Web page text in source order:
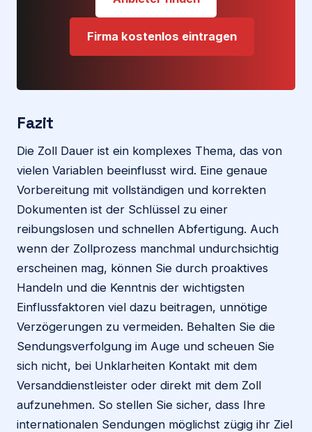
Firma kostenlos eintragen
Fazit
Die Zoll Dauer ist ein komplexes Thema, das von
vielen Variablen beeinflusst wird. Eine genaue
Vorbereitung mit vollständigen und korrekten
Dokumenten ist der Schlüssel zu einer
reibungslosen und schnellen Abfertigung. Auch
wenn der Zollprozess manchmal undurchsichtig
erscheinen mag, können Sie durch proaktives
Handeln und die Kenntnis der wichtigsten
Einflussfaktoren viel dazu beitragen, unnötige
Verzögerungen zu vermeiden. Behalten Sie die
Sendungsverfolgung im Auge und scheuen Sie
sich nicht, bei Unklarheiten Kontakt mit dem
Versanddienstleister oder direkt mit dem Zoll
aufzunehmen. So stellen Sie sicher, dass Ihre
internationalen Sendungen möglichst zügig ihr Ziel